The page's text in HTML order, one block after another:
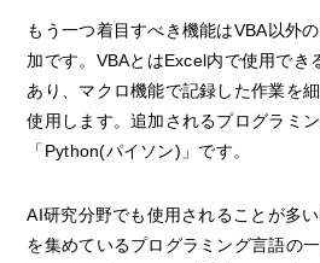
もう一つ着目すべき機能はVBA以外
加です。VBAとはExcel内で使用でき
あり、マクロ機能で記録した作業を
使用します。追加されるプログラミ
「Python(パイソン)」です。
AI研究分野でも使用されることが多
を集めているプログラミング言語の